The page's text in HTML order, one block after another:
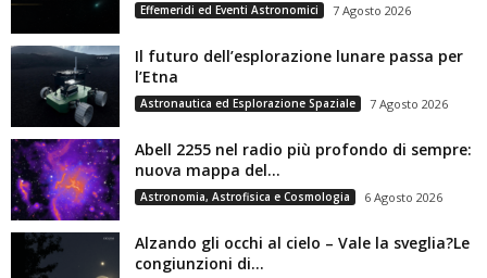
Effemeridi ed Eventi Astronomici 7 Agosto 2026
Il futuro dell’esplorazione lunare passa per
l’Etna
Astronautica ed Esplorazione Spaziale 7 Agosto 2026
Abell 2255 nel radio più profondo di sempre:
nuova mappa del...
Astronomia, Astrofisica e Cosmologia 6 Agosto 2026
Alzando gli occhi al cielo – Vale la sveglia?Le
congiunzioni di...